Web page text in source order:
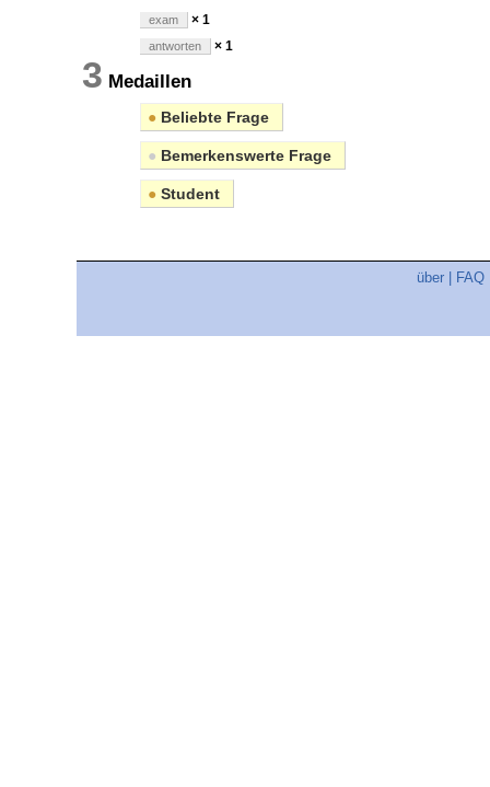
exam × 1
antworten × 1
3 Medaillen
● Beliebte Frage
● Bemerkenswerte Frage
● Student
über FAQ